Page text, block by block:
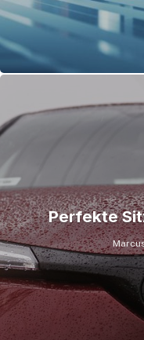
Perfekte